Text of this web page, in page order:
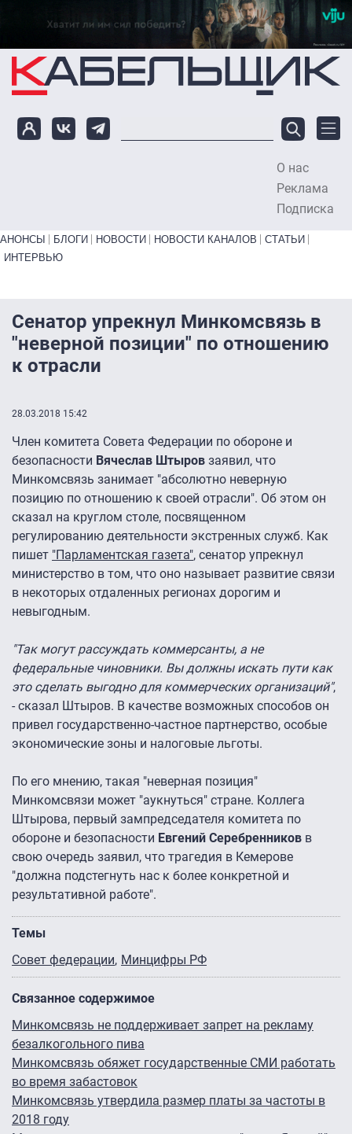
Перейти к основному содержанию
О нас
Реклама
Подписка
Primary links bottom
АНОНСЫ БЛОГИ НОВОСТИ НОВОСТИ КАНАЛОВ
СТАТЬИ
ИНТЕРВЬЮ
Сенатор упрекнул Минкомсвязь в
"неверной позиции" по отношению
к отрасли
28.03.2018 15:42
Член комитета Совета Федерации по обороне и
безопасности Вячеслав Штыров заявил, что
Минкомсвязь занимает "абсолютно неверную
позицию по отношению к своей отрасли". Об этом он
сказал на круглом столе, посвященном
регулированию деятельности экстренных служб. Как
пишет "Парламентская газета", сенатор упрекнул
министерство в том, что оно называет развитие связи
в некоторых отдаленных регионах дорогим и
невыгодным.
"Так могут рассуждать коммерсанты, а не
федеральные чиновники. Вы должны искать пути как
это сделать выгодно для коммерческих организаций",
- сказал Штыров. В качестве возможных способов он
привел государственно-частное партнерство, особые
экономические зоны и налоговые льготы.
По его мнению, такая "неверная позиция"
Минкомсвязи может "аукнуться" стране. Коллега
Штырова, первый зампредседателя комитета по
обороне и безопасности Евгений Серебренников в
свою очередь заявил, что трагедия в Кемерове
"должна подстегнуть нас к более конкретной и
результативной работе".
Темы
Совет федерации Минцифры РФ
Связанное содержимое
Минкомсвязь не поддерживает запрет на рекламу
безалкогольного пива
Минкомсвязь обяжет государственные СМИ работать
во время забастовок
Минкомсвязь утвердила размер платы за частоты в
2018 году